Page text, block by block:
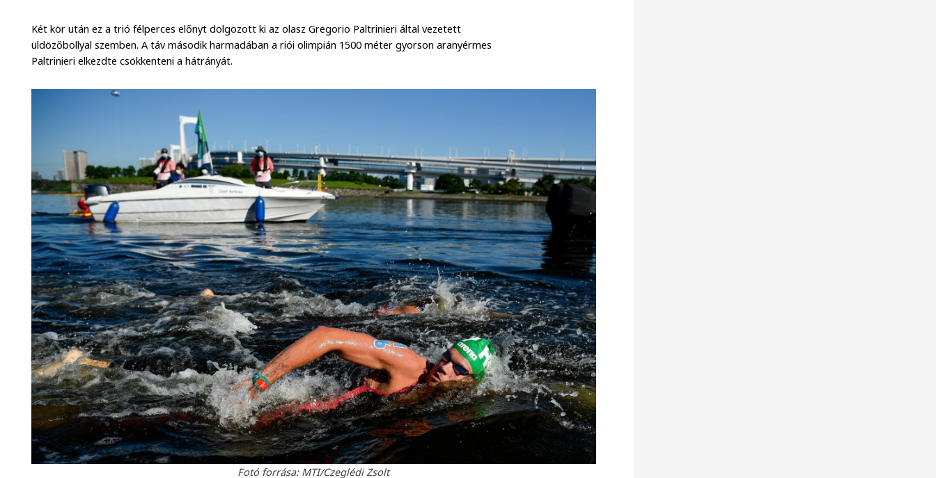
Két kör után ez a trió félperces előnyt dolgozott ki az olasz Gregorio Paltrinieri által vezetett
üldözőbollyal szemben. A táv második harmadában a riói olimpián 1500 méter gyorson aranyérmes
Paltrinieri elkezdte csökkenteni a hátrányát.
Fotó forrása: MTI/Czeglédi Zsolt